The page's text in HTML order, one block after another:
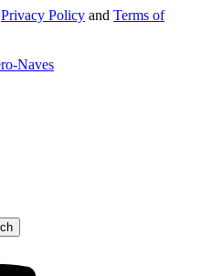
Privacy Policy and Terms of